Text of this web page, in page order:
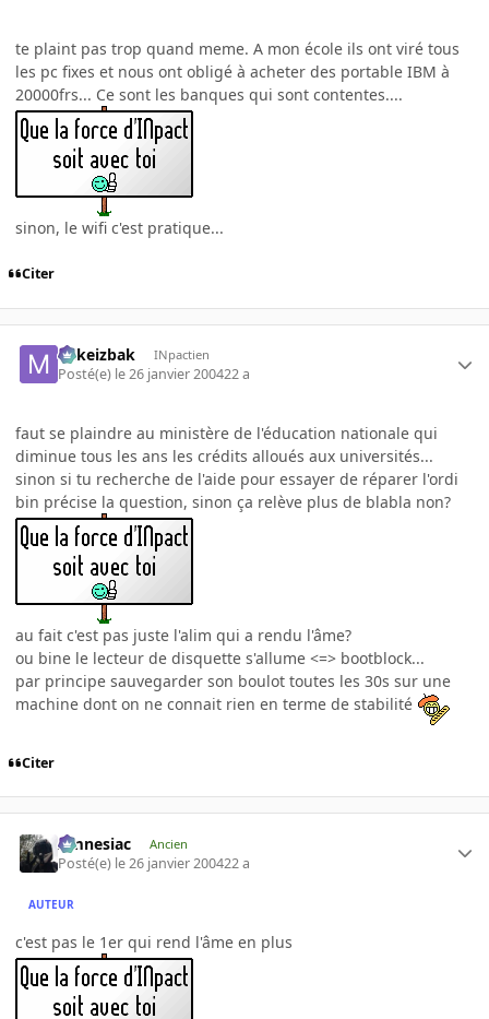
te plaint pas trop quand meme. A mon école ils ont viré tous
les pc fixes et nous ont obligé à acheter des portable IBM à
20000frs... Ce sont les banques qui sont contentes....
sinon, le wifi c'est pratique...
Citer
Mikeizbak INpactien
Posté(e) le 26 janvier 200422 a
faut se plaindre au ministère de l'éducation nationale qui
diminue tous les ans les crédits alloués aux universités...
sinon si tu recherche de l'aide pour essayer de réparer l'ordi
bin précise la question, sinon ça relève plus de blabla non?
au fait c'est pas juste l'alim qui a rendu l'âme?
ou bine le lecteur de disquette s'allume <=> bootblock...
par principe sauvegarder son boulot toutes les 30s sur une
machine dont on ne connait rien en terme de stabilité
Citer
Amnesiac Ancien
Posté(e) le 26 janvier 200422 a
AUTEUR
c'est pas le 1er qui rend l'âme en plus